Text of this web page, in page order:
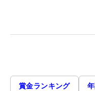
賞金ランキング